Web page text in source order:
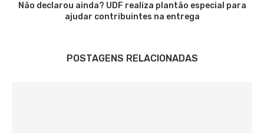
Não declarou ainda? UDF realiza plantão especial para
ajudar contribuintes na entrega
POSTAGENS RELACIONADAS